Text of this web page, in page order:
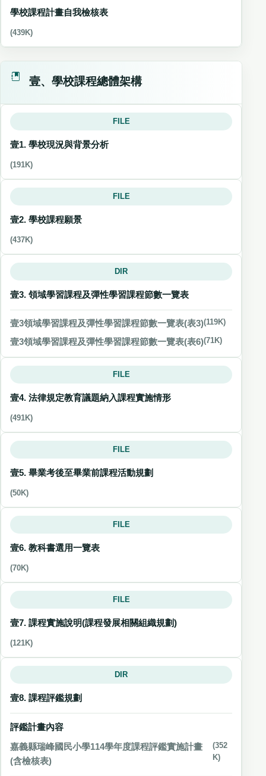
學校課程計畫自我檢核表
(439K)
壹、學校課程總體架構
FILE
壹1. 學校現況與背景分析
(191K)
FILE
壹2. 學校課程願景
(437K)
DIR
壹3. 領域學習課程及彈性學習課程節數一覽表
壹3領域學習課程及彈性學習課程節數一覽表(表3)(119K)
壹3領域學習課程及彈性學習課程節數一覽表(表6)(71K)
FILE
壹4. 法律規定教育議題納入課程實施情形
(491K)
FILE
壹5. 畢業考後至畢業前課程活動規劃
(50K)
FILE
壹6. 教科書選用一覽表
(70K)
FILE
壹7. 課程實施說明(課程發展相關組織規劃)
(121K)
DIR
壹8. 課程評鑑規劃
評鑑計畫內容
嘉義縣瑞峰國民小學114學年度課程評鑑實施計畫
(含檢核表)
(352
K)